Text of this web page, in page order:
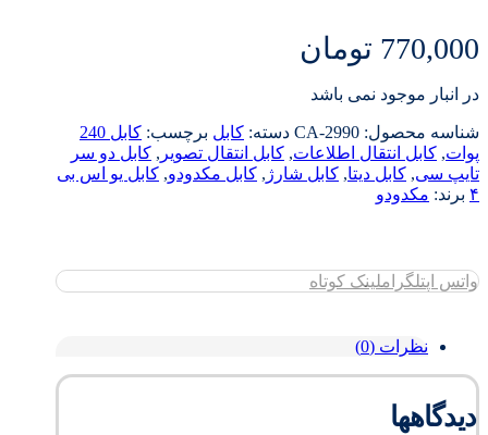
770,000 تومان
در انبار موجود نمی باشد
شناسه محصول: CA-2990 دسته: کابل برچسب:
کابل 240
پوات, کابل انتقال اطلاعات, کابل انتقال تصویر , کابل دو سر
تایپ سی, کابل دیتا, کابل شارژ , کابل مکدودو, کابل یو اس بی
۴ برند: مکدودو
واتس اپتلگراملینک کوتاه
نظرات (0)
دیدگاهها